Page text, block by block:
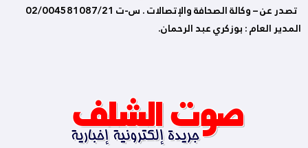
تصدر عن – وكالة الصحافة والإتصالات . س-ت 02/004581087/21
المدير العام : بوزكري عبد الرحمان.